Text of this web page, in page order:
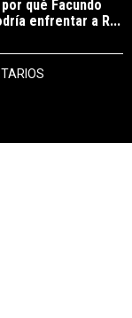
qué Facundo
enfrentar a R...